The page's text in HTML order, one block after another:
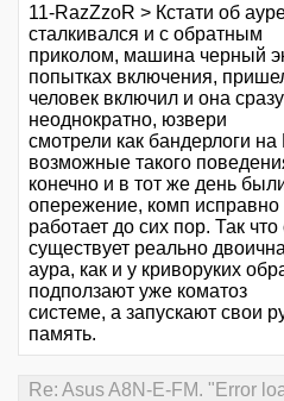
11-RazZzoR > Кстати об
сталкивался и с обратным
приколом, машина черный
попытках включения,
человек включил и она
неоднократно, юзвери
смотрели как бандерлоги
возможные такого
конечно и в тот же день
опережение, комп исправно
работает до сих пор. Так
существует реально
аура, как и у криворуких
подползают уже коматоз
системе, а запускают свои
память.
Re: Asus A8N-E-FM. "Error